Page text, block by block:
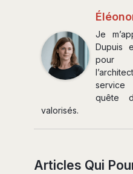
Je
Dupuis
pour
service
quête
valorisés.
Articles Qui